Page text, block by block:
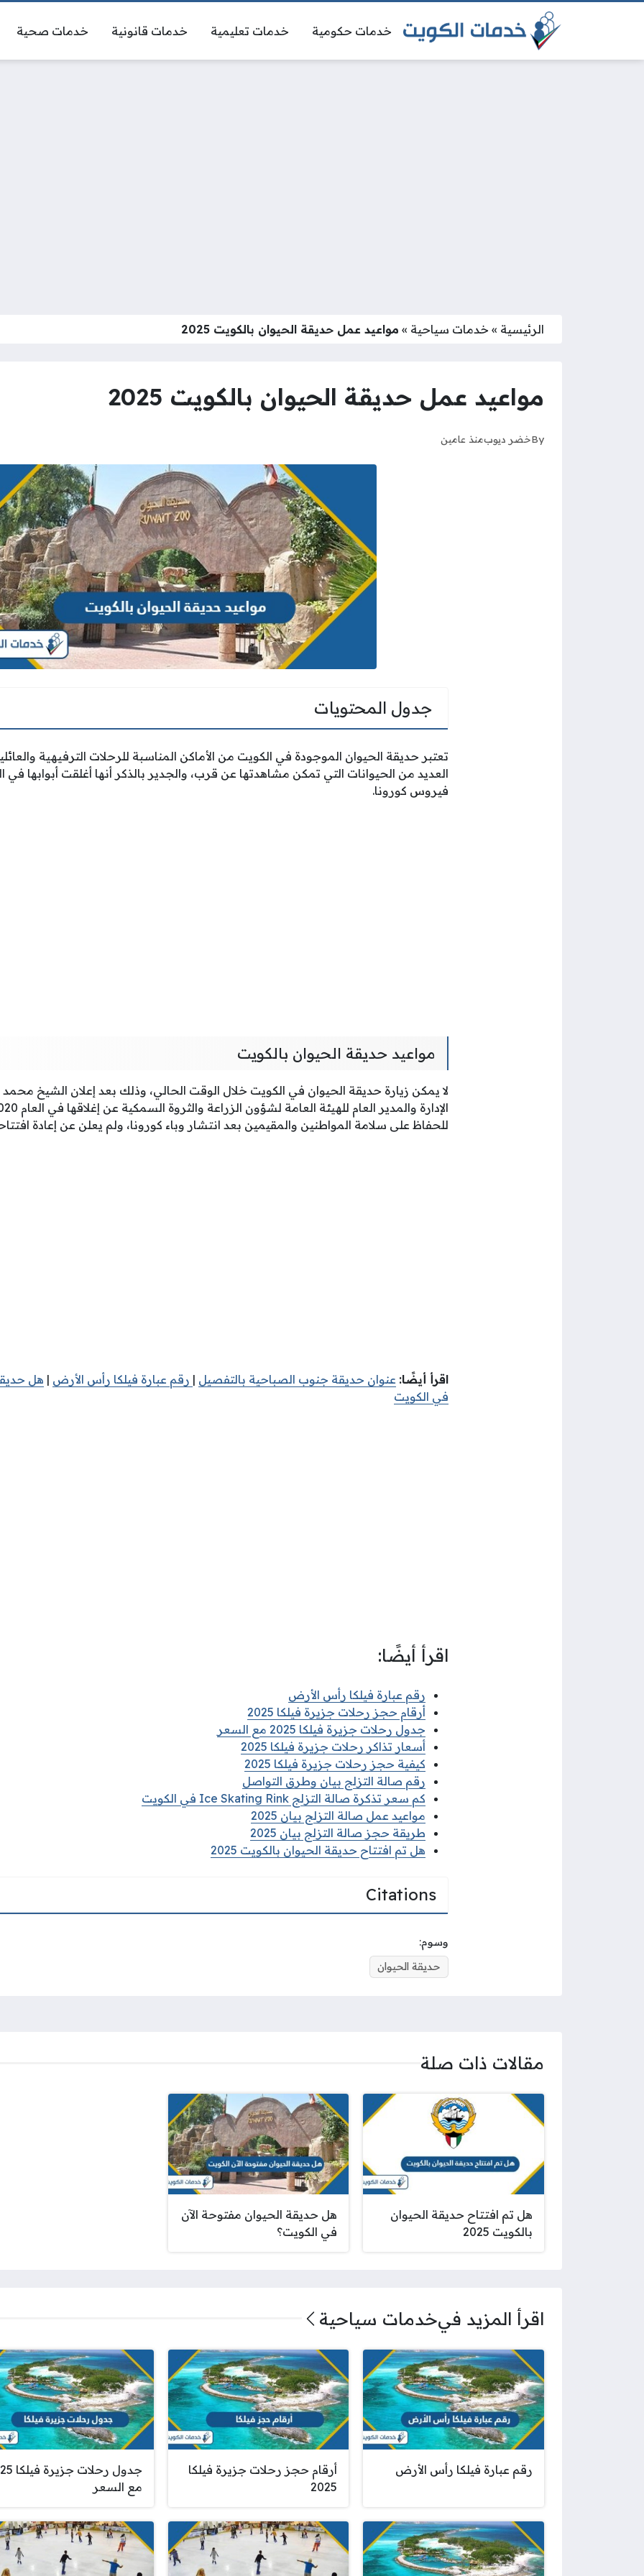
خدمات حكومية خدمات تعليمية خدمات قانونية خدمات صحية
الرئيسية » خدمات سياحية » مواعيد عمل حديقة الحيوان بالكويت 2025
مواعيد عمل حديقة الحيوان بالكويت 2025
Byخضر ديوبمنذ عامين
جدول المحتويات
تعتبر حديقة الحيوان الموجودة في الكويت من الأماكن المناسبة للرحلات الترفيهية
فيروس كورونا.
مواعيد حديقة الحيوان بالكويت
لا يمكن زيارة حديقة الحيوان في الكويت خلال الوقت الحالي، وذلك بعد إعلان الشيخ
للحفاظ على سلامة المواطنين والمقيمين بعد انتشار وباء كورونا، ولم يعلن عن إعادة
اقرأ أيضًا: عنوان حديقة جنوب الصباحية بالتفصيل | رقم عبارة فيلكا رأس الأرض | هل
في الكويت
اقرأ أيضًا:
رقم عبارة فيلكا رأس الأرض
أرقام حجز رحلات جزيرة فيلكا 2025
جدول رحلات جزيرة فيلكا 2025 مع السعر
أسعار تذاكر رحلات جزيرة فيلكا 2025
كيفية حجز رحلات جزيرة فيلكا 2025
رقم صالة التزلج بيان وطرق التواصل
كم سعر تذكرة صالة التزلج Ice Skating Rink في الكويت
مواعيد عمل صالة التزلج بيان 2025
طريقة حجز صالة التزلج بيان 2025
هل تم افتتاح حديقة الحيوان بالكويت 2025
Citations
وسوم:
حديقة الحيوان
مقالات ذات صلة
هل تم افتتاح حديقة الحيوان
بالكويت 2025
هل حديقة الحيوان مفتوحة الآن
في الكويت؟
اقرأ المزيد فيخدمات سياحية
رقم عبارة فيلكا رأس الأرض
أرقام حجز رحلات جزيرة فيلكا
2025
جدول
مع السعر